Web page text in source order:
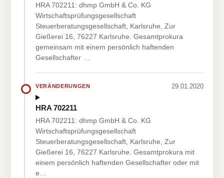
HRA 702211: dhmp GmbH & Co. KG
Wirtschaftsprüfungsgesellschaft
Steuerberatungsgesellschaft, Karlsruhe, Zur
Gießerei 16, 76227 Karlsruhe. Gesamtprokura
gemeinsam mit einem persönlich haftenden
Gesellschafter …
VERÄNDERUNGEN 29.01.2020
HRA 702211
HRA 702211: dhmp GmbH & Co. KG
Wirtschaftsprüfungsgesellschaft
Steuerberatungsgesellschaft, Karlsruhe, Zur
Gießerei 16, 76227 Karlsruhe. Gesamtprokura mit
einem persönlich haftenden Gesellschafter oder mit
e…